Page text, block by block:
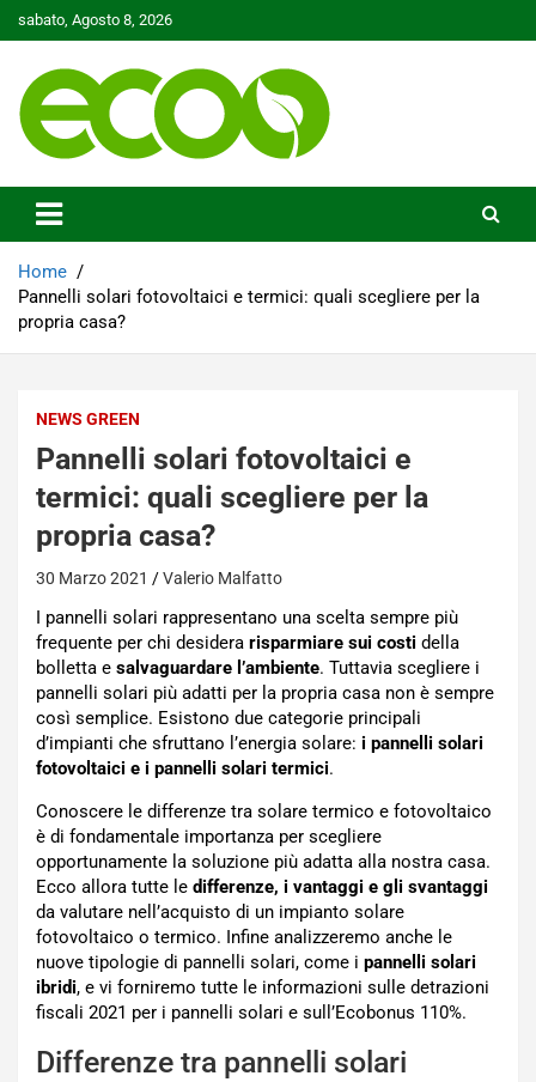
to
sabato, Agosto 8, 2026
Ecoo.it
Home
Pannelli solari fotovoltaici e termici: quali scegliere per la
propria casa?
NEWS GREEN
Pannelli solari fotovoltaici e
termici: quali scegliere per la
propria casa?
30 Marzo 2021 Valerio Malfatto
I pannelli solari rappresentano una scelta sempre più
frequente per chi desidera risparmiare sui costi della
bolletta e salvaguardare l’ambiente. Tuttavia scegliere i
pannelli solari più adatti per la propria casa non è sempre
così semplice. Esistono due categorie principali
d’impianti che sfruttano l’energia solare: i pannelli solari
fotovoltaici e i pannelli solari termici.
Conoscere le differenze tra solare termico e fotovoltaico
è di fondamentale importanza per scegliere
opportunamente la soluzione più adatta alla nostra casa.
Ecco allora tutte le differenze, i vantaggi e gli svantaggi
da valutare nell’acquisto di un impianto solare
fotovoltaico o termico. Infine analizzeremo anche le
nuove tipologie di pannelli solari, come i pannelli solari
ibridi, e vi forniremo tutte le informazioni sulle detrazioni
fiscali 2021 per i pannelli solari e sull’Ecobonus 110%.
Differenze tra pannelli solari